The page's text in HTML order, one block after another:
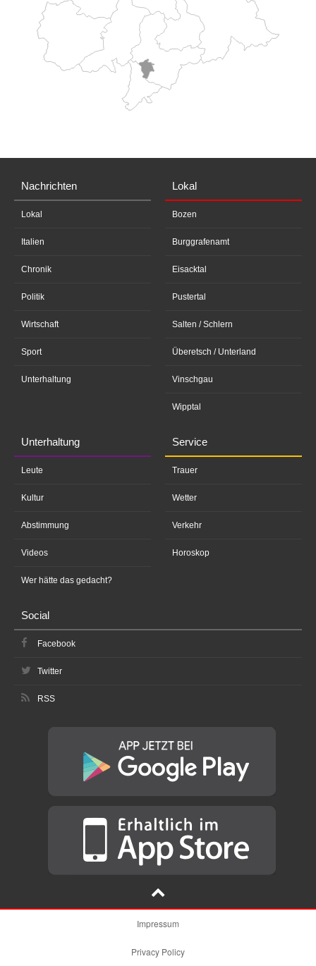
Nachrichten
Lokal
Italien
Chronik
Politik
Wirtschaft
Sport
Unterhaltung
Lokal
Bozen
Burggrafenamt
Eisacktal
Pustertal
Salten / Schlern
Überetsch / Unterland
Vinschgau
Wipptal
Unterhaltung
Leute
Kultur
Abstimmung
Videos
Wer hätte das gedacht?
Service
Trauer
Wetter
Verkehr
Horoskop
Social
Facebook
Twitter
RSS
Impressum
Privacy Policy